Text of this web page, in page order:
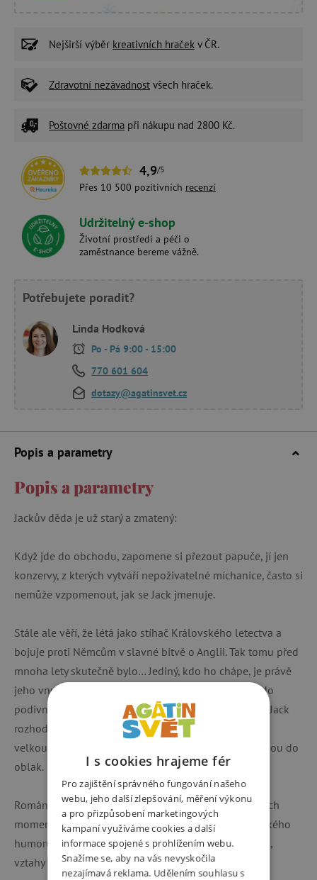
Nejširší výběr kreativních hraček v ČR.
Zdravotní nezávadnost všech hraček.
Poštovné zdarma při nákupu nad 2800 Kč.
4,9/5
Přes 10 500 pozitivních recenzí
Udržitelný e-shop
Životní prostředí a péči o
zaměstnance bereme vážně.
Potřebujete poradit?
Linda Hodková
Po - Pá 9:00 - 15:00
770 601 604
dotazy@agatinsvet.cz
Popis a parametry
Popis a parametry
Jackův děda je už starý a zmatený:
Když jde do obchodu, zapomene si přezout papuče, jí jen
konzervy, z kterých vytváří nepoživatelné míchanice, často si
nemůže vzpomenout, jak se Jack jmenuje.
Stále ale věří, že létá jako stíhač Královského letectva a
bojuje proti Němcům v slavné bitvě o Anglii. Tak tomu před
mnoha lety skutečně bylo… Jediný, kdo ho chápe, je právě
jeho vnuk. Ve chvíli, kdy Jackovi rodiče umístí dědu do
podivného a nehostinného domova pro staré lidi, se Jack
rozhodne, že dědečka zachrání. Vydají se společně na
velkou dobrodružnou cestu, dokonce opravdu vzlétnou do
oblak.
Román Davida Walliamse je úžasnou směsicí smutných
momentů, detektivních motivů i typicky walliamsovského
humoru. Řeší se v něm problém Alzheimerovy nemoci,
vztahy v rodině.
I s cookies hrajeme fér
Pro zajištění správného fungování našeho
webu, jeho další zlepšování, měření výkonu
a pro přizpůsobení marketingových
kampaní využíváme cookies a další
informace spojené s prohlížením webu.
Snažíme se, aby na vás nevyskočila
nezajímavá reklama. Udělením souhlasu s